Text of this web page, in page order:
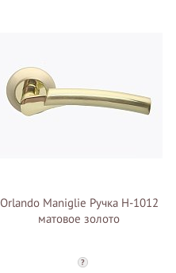
Orlando Maniglie Ручка H-1012
матовое золото
?